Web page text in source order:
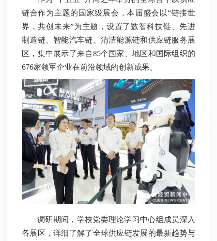
链合作为主题的国家级展会，本届盛会以“链接世
界，共创未来”为主题，设置了数智科技链、先进
制造链、智能汽车链、清洁能源链和供应链服务展
区，集中展示了来自85个国家、地区和国际组织的
676家领军企业在前沿领域的创新成果。
调研期间，学校党委理论学习中心组成员深入
各展区，详细了解了全球供应链发展的最新趋势与